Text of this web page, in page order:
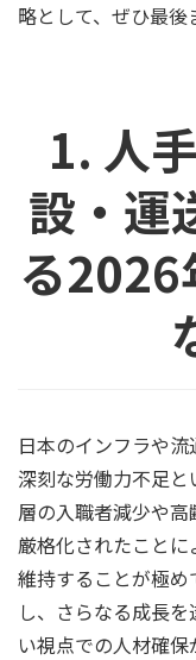
略として、ぜひ最後
1. 人
設・運
る2026
日本のインフラや流
深刻な労働力不足
層の入職者減少や
厳格化されたこと
維持することが極
し、さらなる成長
い視点での人材確保